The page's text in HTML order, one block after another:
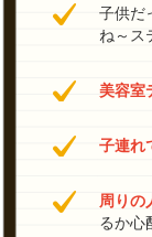
子供だ
ね～ス
美容室
子連れ
周りの
るか心